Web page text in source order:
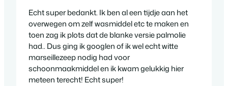
Echt super bedankt. Ik ben al een tijdje aan het
overwegen om zelf wasmiddel etc te maken en
toen zag ik plots dat de blanke versie palmolie
had.. Dus ging ik googlen of ik wel echt witte
marseillezeep nodig had voor
schoonmaakmiddel en ik kwam gelukkig hier
meteen terecht! Echt super!